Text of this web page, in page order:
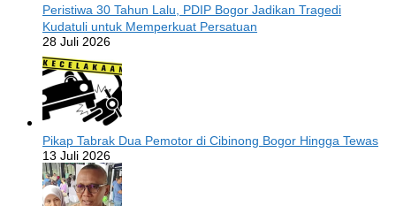
Peristiwa 30 Tahun Lalu, PDIP Bogor Jadikan Tragedi
Kudatuli untuk Memperkuat Persatuan
28 Juli 2026
Pikap Tabrak Dua Pemotor di Cibinong Bogor Hingga Tewas
13 Juli 2026